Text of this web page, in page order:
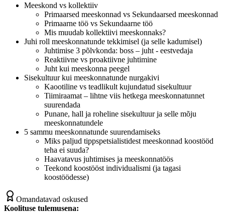
Meeskond vs kollektiiv
Primaarsed meeskonnad vs Sekundaarsed meeskonnad
Primaarne töö vs Sekundaarne töö
Mis muudab kollektiivi meeskonnaks?
Juhi roll meeskonnatunde tekkimisel (ja selle kadumisel)
Juhtimise 3 põlvkonda: boss – juht - eestvedaja
Reaktiivne vs proaktiivne juhtimine
Juht kui meeskonna peegel
Sisekultuur kui meeskonnatunde nurgakivi
Kaootiline vs teadlikult kujundatud sisekultuur
Tiimiraamat – lihtne viis hetkega meeskonnatunnet
suurendada
Punane, hall ja roheline sisekultuur ja selle mõju
meeskonnatundele
5 sammu meeskonnatunde suurendamiseks
Miks paljud tippspetsialistidest meeskonnad koostööd
teha ei suuda?
Haavatavus juhtimises ja meeskonnatöös
Teekond koostööst individualismi (ja tagasi
koostöödesse)
Omandatavad oskused
Koolituse tulemusena: